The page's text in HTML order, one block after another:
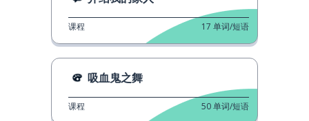
课程 17 单词/短语
吸血鬼之舞
课程 50单词/短语